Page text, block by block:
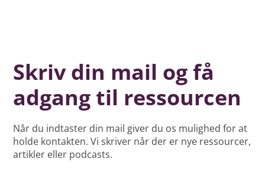
Skriv din mail og få
adgang til ressourcen
Når du indtaster din mail giver du os mulighed for at
holde kontakten. Vi skriver når der er nye ressourcer,
artikler eller podcasts.